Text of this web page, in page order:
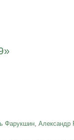
Фарукшин,Александр